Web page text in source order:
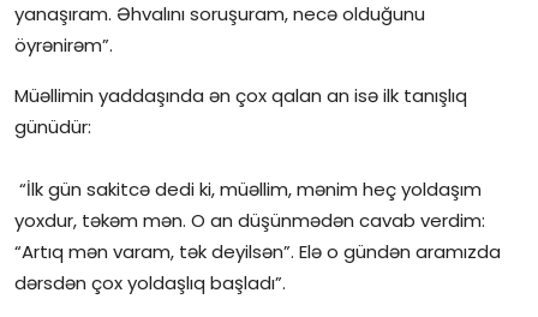
yanaşıram. Əhvalını soruşuram, necə olduğunu
öyrənirəm”.
Müəllimin yaddaşında ən çox qalan an isə ilk tanışlıq
günüdür:
“İlk gün sakitcə dedi ki, müəllim, mənim heç yoldaşım
yoxdur, təkəm mən. O an düşünmədən cavab verdim:
“Artıq mən varam, tək deyilsən”. Elə o gündən aramızda
dərsdən çox yoldaşlıq başladı”.